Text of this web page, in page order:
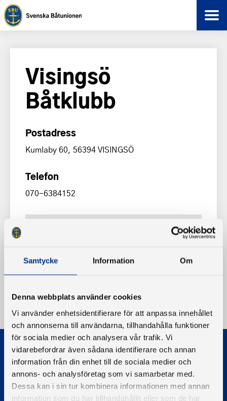
Samtycke Information Om
Denna webbplats använder cookies
Vi använder enhetsidentifierare för att anpassa innehållet
och annonserna till användarna, tillhandahålla funktioner
för sociala medier och analysera vår trafik. Vi
vidarebefordrar även sådana identifierare och annan
information från din enhet till de sociala medier och
annons- och analysföretag som vi samarbetar med.
Dessa kan i sin tur kombinera informationen med annan
information som du har tillhandahållit eller som de har
Visingsö
Båtklubb
Postadress
Kumlaby 60, 56394 VISINGSÖ
Telefon
070-6384152